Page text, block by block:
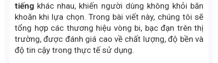
tiếng khác nhau, khiến người dùng không khỏi băn
khoăn khi lựa chọn. Trong bài viết này, chúng tôi sẽ
tổng hợp các thương hiệu vòng bi, bạc đạn trên thị
trường, được đánh giá cao về chất lượng, độ bền và
độ tin cậy trong thực tế sử dụng.